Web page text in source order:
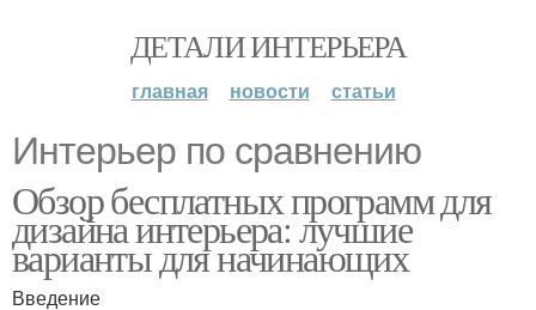
ДЕТАЛИ ИНТЕРЬЕРА
главная новости статьи
Интерьер по сравнению
Обзор бесплатных программ для
дизайна интерьера: лучшие
варианты для начинающих
Введение